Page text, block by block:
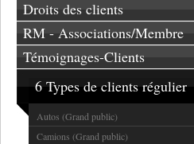
Droits des clients
RM - Associations/Membre
Témoignages-Clients
6 Types de clients régulier
Autos (Grand public)
Camions (Grand public)